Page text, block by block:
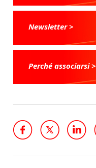
Newsletter >
Perché associarsi >